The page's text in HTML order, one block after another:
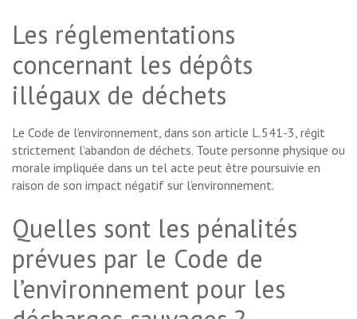
Les réglementations
concernant les dépôts
illégaux de déchets
Le Code de l’environnement, dans son article L.541-3, régit
strictement l’abandon de déchets. Toute personne physique ou
morale impliquée dans un tel acte peut être poursuivie en
raison de son impact négatif sur l’environnement.
Quelles sont les pénalités
prévues par le Code de
l’environnement pour les